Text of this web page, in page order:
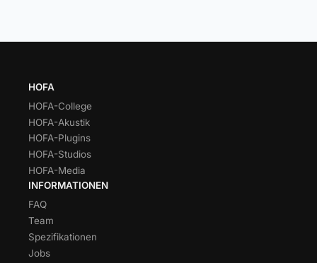
HOFA
HOFA-College
HOFA-Akustik
HOFA-Plugins
HOFA-Studios
HOFA-Media
INFORMATIONEN
FAQ
Team
Spezifikationen
Jobs